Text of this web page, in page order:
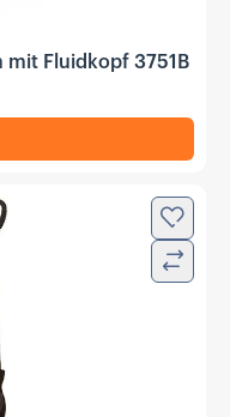
mit Fluidkopf 3751B
Videostativ 186
Zur